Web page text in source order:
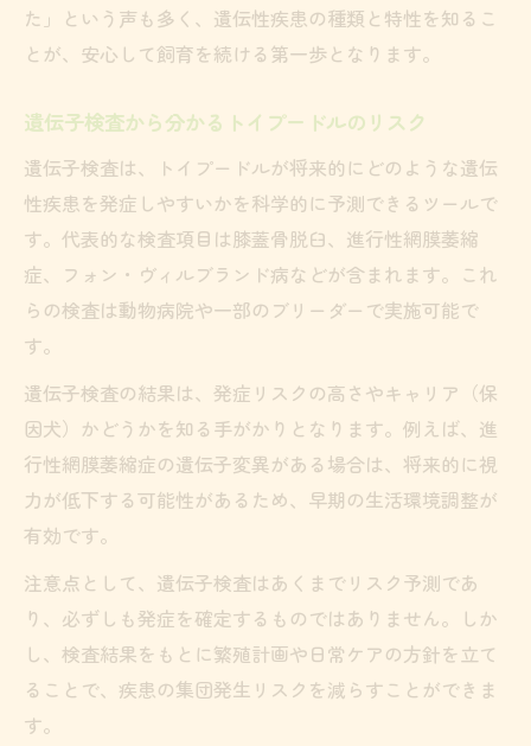
方法
健康チェックリストで病気リスクを減らす
遺伝子検査済みトイプードル子犬の選び方
先天性疾患リスクを減らす子犬選びのポイ
ント
トイプードルの親犬情報を確認する重要性
た」という声も多く、遺伝性疾患の種類と特性を知るこ
とが、安心して飼育を続ける第一歩となります。
遺伝子検査から分かるトイプードルのリスク
遺伝子検査は、トイプードルが将来的にどのような遺伝
性疾患を発症しやすいかを科学的に予測できるツールで
す。代表的な検査項目は膝蓋骨脱臼、進行性網膜萎縮
症、フォン・ヴィルブランド病などが含まれます。これ
らの検査は動物病院や一部のブリーダーで実施可能で
す。
遺伝子検査の結果は、発症リスクの高さやキャリア（保
因犬）かどうかを知る手がかりとなります。例えば、進
行性網膜萎縮症の遺伝子変異がある場合は、将来的に視
力が低下する可能性があるため、早期の生活環境調整が
有効です。
注意点として、遺伝子検査はあくまでリスク予測であ
り、必ずしも発症を確定するものではありません。しか
し、検査結果をもとに繁殖計画や日常ケアの方針を立て
ることで、疾患の集団発生リスクを減らすことができま
す。